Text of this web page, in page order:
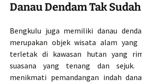
Danau Dendam Tak Sudah
Bengkulu juga memiliki danau
merupakan objek wisata alam yang
terletak di kawasan hutan yang
suasana yang tenang dan sejuk.
menikmati pemandangan indah